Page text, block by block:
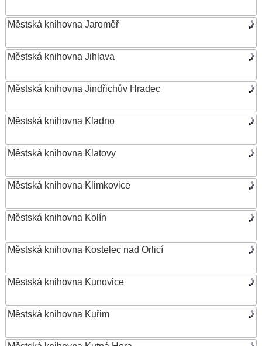
Městská knihovna Jaroměř
Městská knihovna Jihlava
Městská knihovna Jindřichův Hradec
Městská knihovna Kladno
Městská knihovna Klatovy
Městská knihovna Klimkovice
Městská knihovna Kolín
Městská knihovna Kostelec nad Orlicí
Městská knihovna Kunovice
Městská knihovna Kuřim